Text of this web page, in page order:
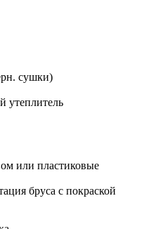
сушки)
утеплитель
или пластиковые
бруса с покраской